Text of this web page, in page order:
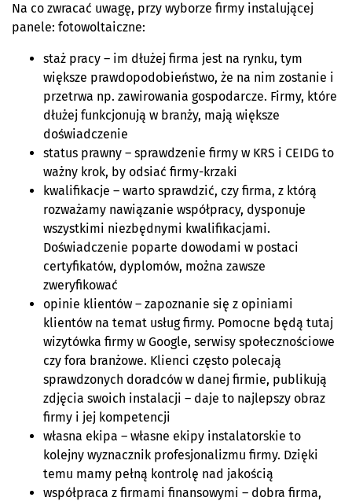
Na co zwracać uwagę, przy wyborze firmy instalującej
panele: fotowoltaiczne:
staż pracy – im dłużej firma jest na rynku, tym
większe prawdopodobieństwo, że na nim zostanie i
przetrwa np. zawirowania gospodarcze. Firmy, które
dłużej funkcjonują w branży, mają większe
doświadczenie
status prawny – sprawdzenie firmy w KRS i CEIDG to
ważny krok, by odsiać firmy-krzaki
kwalifikacje – warto sprawdzić, czy firma, z którą
rozważamy nawiązanie współpracy, dysponuje
wszystkimi niezbędnymi kwalifikacjami.
Doświadczenie poparte dowodami w postaci
certyfikatów, dyplomów, można zawsze
zweryfikować
opinie klientów – zapoznanie się z opiniami
klientów na temat usług firmy. Pomocne będą tutaj
wizytówka firmy w Google, serwisy społecznościowe
czy fora branżowe. Klienci często polecają
sprawdzonych doradców w danej firmie, publikują
zdjęcia swoich instalacji – daje to najlepszy obraz
firmy i jej kompetencji
własna ekipa – własne ekipy instalatorskie to
kolejny wyznacznik profesjonalizmu firmy. Dzięki
temu mamy pełną kontrolę nad jakością
współpraca z firmami finansowymi – dobra firma,